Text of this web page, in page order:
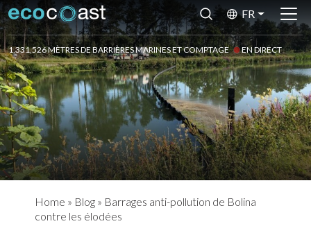
FR
1,331,526 MÈTRES DE BARRIÈRES MARINES ET COMPTAGE EN DIRECT
Home » Blog » Barrages anti-pollution de Bolina
contre les élodées